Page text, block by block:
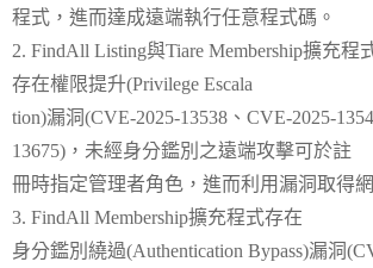
程式，進而達成遠端執行任意程式碼。
2. FindAll Listing與Tiare Membership擴充程
存在權限提升(Privilege Escala
tion)漏洞(CVE-2025-13538、CVE-2025-
13675)，未經身分鑑別之遠端攻擊可於註
冊時指定管理者角色，進而利用漏洞取得
3. FindAll Membership擴充程式存在
身分鑑別繞過(Authentication Bypass)漏洞